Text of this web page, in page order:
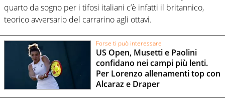
quarto da sogno per i tifosi italiani c’è infatti il britannico,
teorico avversario del carrarino agli ottavi.
Forse ti può interessare
US Open, Musetti e Paolini
confidano nei campi più lenti.
Per Lorenzo allenamenti top con
Alcaraz e Draper